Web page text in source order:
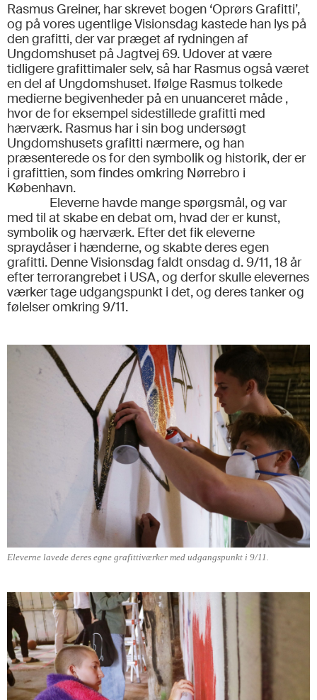
Rasmus Greiner, har skrevet bogen ‘Oprørs Grafitti’,
og på vores ugentlige Visionsdag kastede han lys på
den grafitti, der var præget af rydningen af
Ungdomshuset på Jagtvej 69. Udover at være
tidligere grafittimaler selv, så har Rasmus også været
en del af Ungdomshuset. Ifølge Rasmus tolkede
medierne begivenheder på en unuanceret måde ,
hvor de for eksempel sidestillede grafitti med
hærværk. Rasmus har i sin bog undersøgt
Ungdomshusets grafitti nærmere, og han
præsenterede os for den symbolik og historik, der er
i grafittien, som findes omkring Nørrebro i
København.
Eleverne havde mange spørgsmål, og var
med til at skabe en debat om, hvad der er kunst,
symbolik og hærværk. Efter det fik eleverne
spraydåser i hænderne, og skabte deres egen
grafitti. Denne Visionsdag faldt onsdag d. 9/11, 18 år
efter terrorangrebet i USA, og derfor skulle elevernes
værker tage udgangspunkt i det, og deres tanker og
følelser omkring 9/11.
Eleverne lavede deres egne grafittiværker med udgangspunkt i 9/11.